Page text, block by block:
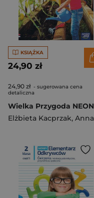
KSIĄŻKA
24,90 zł
24,90 zł - sugerowana cena
detaliczna
Elżbieta Kacprzak, Anna Ładzińska